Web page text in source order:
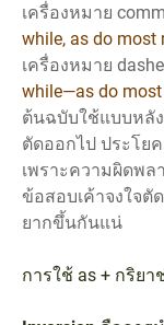
เครื่องหมาย
while, as do most
เครื่องหมาย
while—as do
ต้นฉบับใช้แบบหลั
ตัดออกไป ประโย
เพราะความผิดพ
ข้อสอบเค้าจงใจตั
ยากขึ้นกันแน่
การใช้ as + กริย